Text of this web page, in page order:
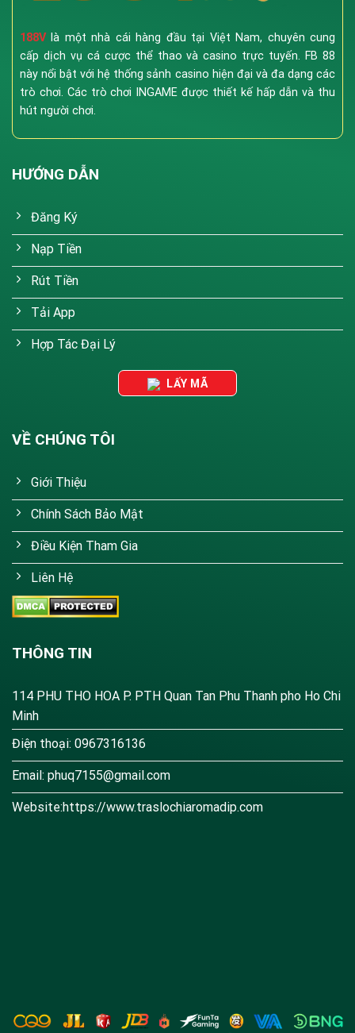
188Vlà một nhà cái hàng đầu tại Việt Nam, chuyên cung
cấp dịch vụ cá cược thể thao và casino trực tuyến. FB 88
này nổi bật với hệ thống sảnh casino hiện đại và đa dạng các
trò chơi. Các trò chơi INGAME được thiết kế hấp dẫn và thu
hút người chơi.
HƯỚNG DẪN
Đăng Ký
Nạp Tiền
Rút Tiền
Tải App
Hợp Tác Đại Lý
LẤY MÃ
VỀ CHÚNG TÔI
Giới Thiệu
Chính Sách Bảo Mật
Điều Kiện Tham Gia
Liên Hệ
THÔNG TIN
114 PHU THO HOA P. PTH Quan Tan Phu Thanh pho Ho Chi
Minh
Điện thoại: 0967316136
Email: phuq7155@gmail.com
Website:https://www.traslochiaromadip.com